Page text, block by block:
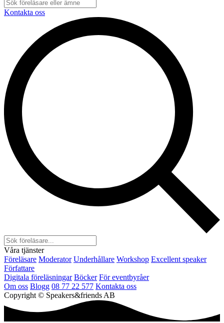
Kontakta oss
Våra tjänster
Föreläsare Moderator Underhållare Workshop Excellent speaker
Författare
Digitala föreläsningar Böcker För eventbyråer
Om oss Blogg 08 77 22 577 Kontakta oss
Copyright © Speakers&friends AB